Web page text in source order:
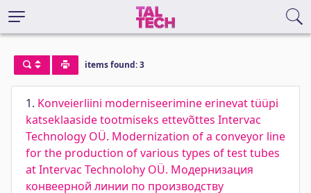
items found: 3
1. Konveierliini moderniseerimine erinevat tüüpi
katseklaaside tootmiseks ettevõttes Intervac
Technology OÜ. Modernization of a conveyor line
for the production of various types of test tubes
at Intervac Technolohy OÜ. Модернизация
конвеерной линии по производству